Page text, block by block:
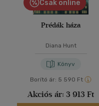
Csak online
Prédák háza
Diana Hunt
Könyv
Borító ár: 5 590 Ft
Akciós ár: 3 913 Ft